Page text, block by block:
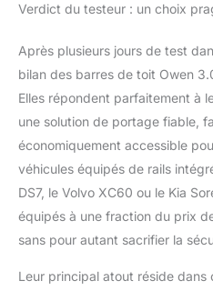
Verdict du testeur : un choix
Après plusieurs jours de test
bilan des barres de toit Owen
Elles répondent parfaitement à
une solution de portage fiable,
économiquement accessible
véhicules équipés de rails
DS7, le Volvo XC60 ou le Kia
équipés à une fraction du prix
sans pour autant sacrifier la
Leur principal atout réside